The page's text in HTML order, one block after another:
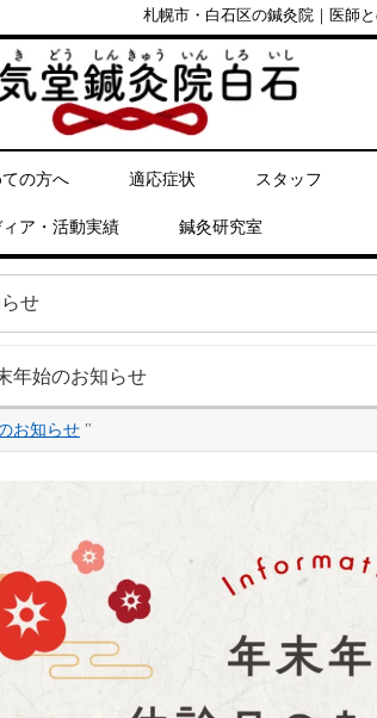
札幌市・白石区の鍼灸院｜医師
の方へ 適応症状 スタッフ
ィア・活動実績 鍼灸研究室
せ
年始のお知らせ
お知らせ "